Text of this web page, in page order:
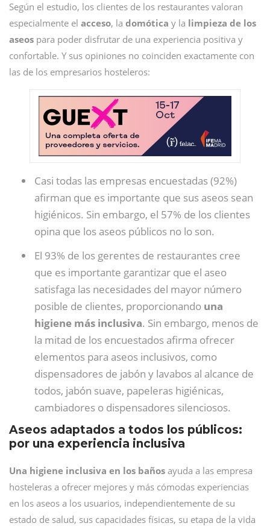
Según el estudio, los clientes de los restaurantes valoran
especialmente el acceso, la domótica y la limpieza de los
aseos para poder disfrutar de una experiencia positiva y
confortable. Y sus opiniones no coinciden exactamente con
las de los empresarios hosteleros:
Casi todas las empresas encuestadas (92%)
afirman que es importante que sus aseos sean
higiénicos. Sin embargo, el 57% de los clientes
opina que los aseos públicos no lo son.
El 93% de los gerentes de restaurantes cree
que es importante garantizar que el aseo
satisfaga las necesidades del mayor número
posible de clientes, proporcionando una
higiene más inclusiva. Sin embargo, menos de
la mitad de los encuestados afirma ofrecer
elementos para aseos inclusivos, como
dispensadores de jabón y lavabos al alcance de
todos, jabón suave, papeleras higiénicas,
cambiadores o dispensadores silenciosos.
Aseos adaptados a todos los públicos:
por una experiencia inclusiva
Una higiene inclusiva en los baños ayuda a las empresa
hosteleras a ofrecer mejores y más cómodas experiencias
en los aseos a los usuarios, independientemente de su
estado de salud, sus capacidades físicas, su etapa de la vida